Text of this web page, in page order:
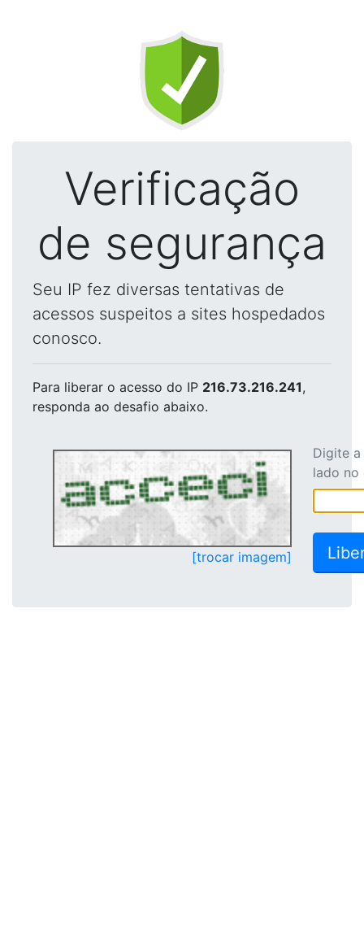
Verificação
de segurança
Seu IP fez diversas tentativas de
acessos suspeitos a sites hospedados
conosco.
Para liberar o acesso do IP 216.73.216.241,
responda ao desafio abaixo.
[trocar imagem]
Digite
lado no